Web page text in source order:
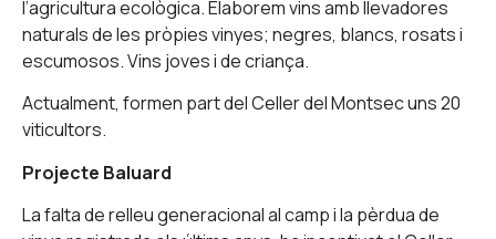
l’agricultura ecològica. Elaborem vins amb llevadores
naturals de les pròpies vinyes; negres, blancs, rosats i
escumosos. Vins joves i de criança.
Actualment, formen part del Celler del Montsec uns 20
viticultors.
Projecte Baluard
La falta de relleu generacional al camp i la pèrdua de